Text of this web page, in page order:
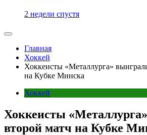
2 недели спустя
Главная
Хоккей
Хоккеисты «Металлурга»
на Кубке Минска
Хоккей
Хоккеисты
второй матч на Кубке